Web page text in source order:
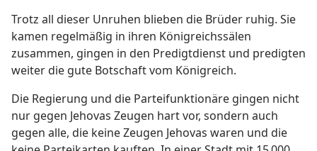
Trotz all dieser Unruhen blieben die Brüder ruhig. Sie
kamen regelmäßig in ihren Königreichssälen
zusammen, gingen in den Predigtdienst und predigten
weiter die gute Botschaft vom Königreich.
Die Regierung und die Parteifunktionäre gingen nicht
nur gegen Jehovas Zeugen hart vor, sondern auch
gegen alle, die keine Zeugen Jehovas waren und die